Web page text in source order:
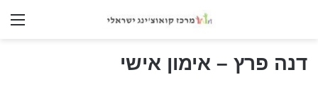
דנה פרץ – אימון אישי